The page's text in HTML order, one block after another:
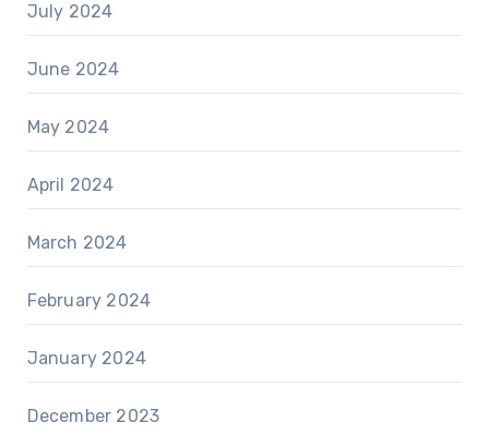
July 2024
June 2024
May 2024
April 2024
March 2024
February 2024
January 2024
December 2023